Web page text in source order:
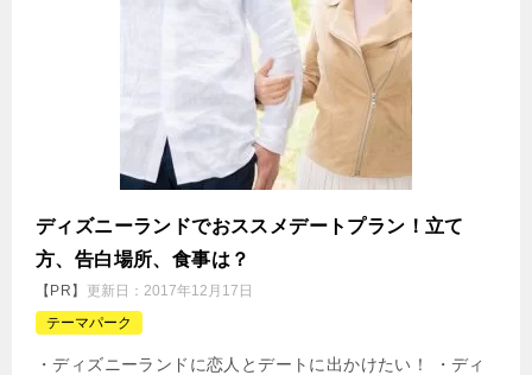
ディズニーランドでおススメデートプラン！立て
方、告白場所、食事は？
【PR】 更新日： 2017年12月17日
テーマパーク
・ディズニーランドに恋人とデートに出かけたい！ ・ディ